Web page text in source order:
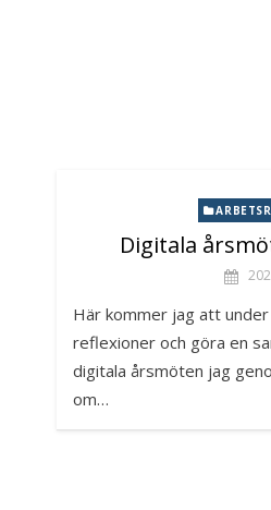
Digitala
Här kommer jag att
reflexioner och göra en
digitala årsmöten jag
om…